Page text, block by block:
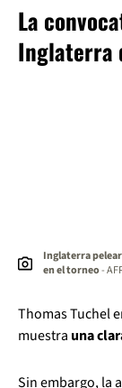
La
Inglaterra
Inglaterra
en el torneo-
Thomas Tuchel
muestra una
Sin embargo, la